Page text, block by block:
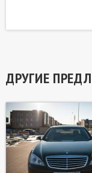
ДРУГИЕ